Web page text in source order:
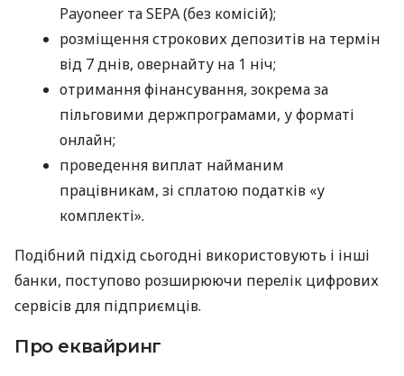
Payoneer та SEPA (без комісій);
розміщення строкових депозитів на термін
від 7 днів, овернайту на 1 ніч;
отримання фінансування, зокрема за
пільговими держпрограмами, у форматі
онлайн;
проведення виплат найманим
працівникам, зі сплатою податків «у
комплекті».
Подібний підхід сьогодні використовують і інші
банки, поступово розширюючи перелік цифрових
сервісів для підприємців.
Про еквайринг